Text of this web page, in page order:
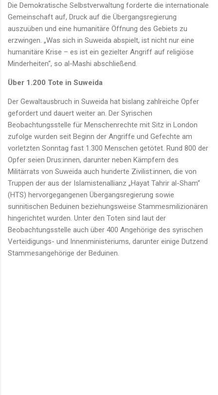
Die Demokratische Selbstverwaltung forderte die internationale
Gemeinschaft auf, Druck auf die Übergangsregierung
auszuüben und eine humanitäre Öffnung des Gebiets zu
erzwingen. „Was sich in Suweida abspielt, ist nicht nur eine
humanitäre Krise – es ist ein gezielter Angriff auf religiöse
Minderheiten“, so al-Mashi abschließend.
Über 1.200 Tote in Suweida
Der Gewaltausbruch in Suweida hat bislang zahlreiche Opfer
gefordert und dauert weiter an. Der Syrischen
Beobachtungsstelle für Menschenrechte mit Sitz in London
zufolge wurden seit Beginn der Angriffe und Gefechte am
vorletzten Sonntag fast 1.300 Menschen getötet. Rund 800 der
Opfer seien Drus:innen, darunter neben Kämpfern des
Militärrats von Suweida auch hunderte Zivilist:innen, die von
Truppen der aus der Islamistenallianz „Hayat Tahrir al-Sham“
(HTS) hervorgegangenen Übergangsregierung sowie
sunnitischen Beduinen beziehungsweise Stammesmilizionären
hingerichtet wurden. Unter den Toten sind laut der
Beobachtungsstelle auch über 400 Angehörige des syrischen
Verteidigungs- und Innenministeriums, darunter einige Dutzend
Stammesangehörige der Beduinen.